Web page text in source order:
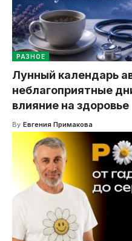
РАЗНОЕ
Лунный календарь
неблагоприятные
влияние на здоровье
By Евгения Примакова